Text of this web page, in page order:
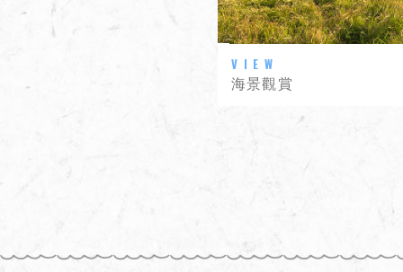
海景觀賞